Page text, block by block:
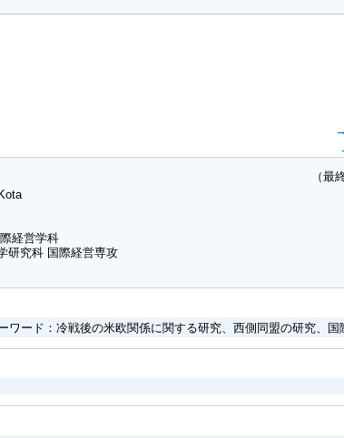
（最終
経営学科
研究科 国際経営専攻
ード：冷戦後の米欧関係に関する研究、西側同盟の研究、国